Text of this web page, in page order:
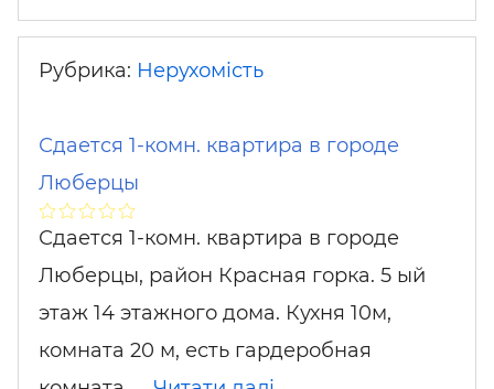
Рубрика: Нерухомість
Сдается 1-комн. квартира в городе
Люберцы
Сдается 1-комн. квартира в городе
Люберцы, район Красная горка. 5 ый
этаж 14 этажного дома. Кухня 10м,
комната 20 м, есть гардеробная